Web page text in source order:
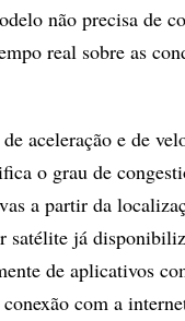
não precisa de
real sobre as
aceleração e de
o grau de
a partir da
satélite já
de aplicativos
com a